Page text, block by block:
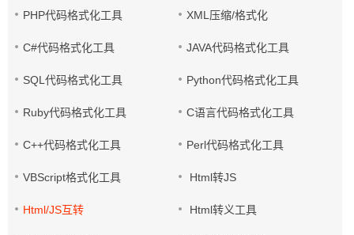
PHP代码格式化工具 XML压缩/格式化
C#代码格式化工具 JAVA代码格式化工具
SQL代码格式化工具 Python代码格式化工具
Ruby代码格式化工具 C语言代码格式化工具
C++代码格式化工具 Perl代码格式化工具
VBScript格式化工具 Html转JS
Html/JS互转 Html转义工具